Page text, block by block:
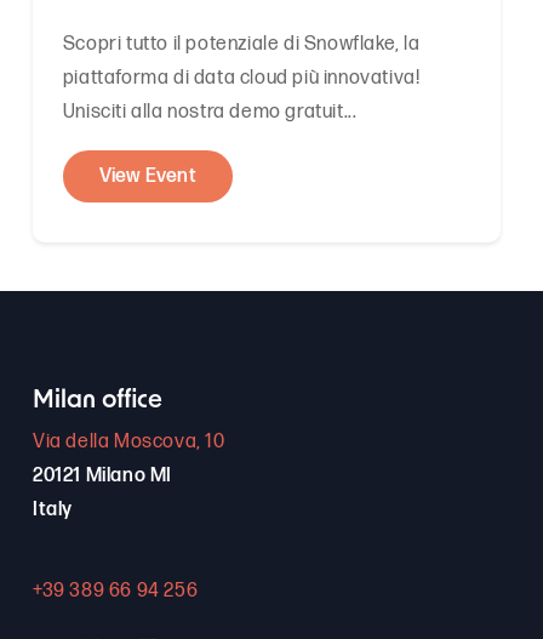
Scopri tutto il potenziale di Snowflake, la
piattaforma di data cloud più innovativa!
Unisciti alla nostra demo gratuit...
View Event
Milan office
Via della Moscova, 10
20121 Milano MI
Italy
+39 389 66 94 256